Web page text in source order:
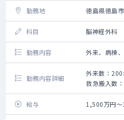
勤務地 徳島県徳島市
科目 脳神経外科
勤務内容 外来、病棟
勤務内容詳細
外来数：200
救急搬入数
主）
手術数：25
給与 1,500万円